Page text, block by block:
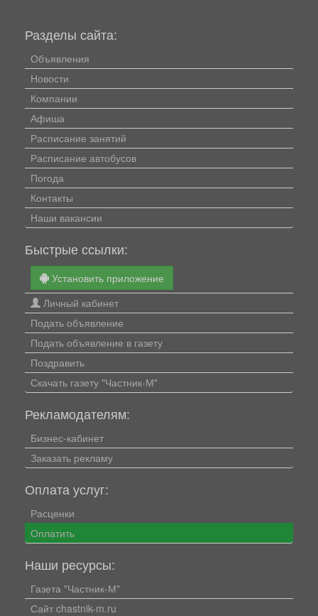
Разделы сайта:
Объявления
Новости
Компании
Афиша
Расписание занятий
Расписание автобусов
Погода
Контакты
Наши вакансии
Быстрые ссылки:
Установить приложение
Личный кабинет
Подать объявление
Подать объявление в газету
Поздравить
Скачать газету "Частник-М"
Рекламодателям:
Бизнес-кабинет
Заказать рекламу
Оплата услуг:
Расценки
Оплатить
Наши ресурсы:
Газета "Частник-М"
Сайт chastnik-m.ru